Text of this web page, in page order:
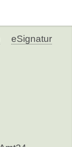
eSignatur